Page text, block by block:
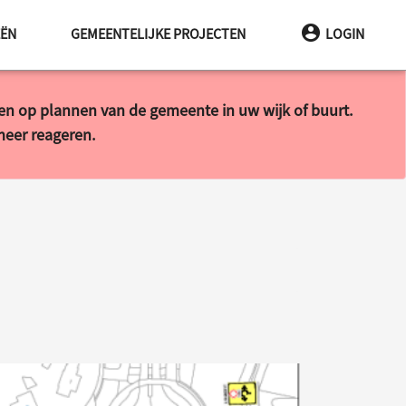
GEMEENTELIJKE PROJECTEN LOGIN
op plannen van de gemeente in uw wijk of buurt.
reageren.